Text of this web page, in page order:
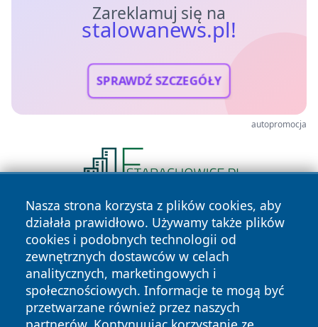
Zareklamuj się na
stalowanews.pl!
SPRAWDŹ SZCZEGÓŁY
autopromocja
Nasza strona korzysta z plików cookies, aby
działała prawidłowo. Używamy także plików
cookies i podobnych technologii od
zewnętrznych dostawców w celach
analitycznych, marketingowych i
społecznościowych. Informacje te mogą być
przetwarzane również przez naszych
Copyright © 2026 stalowanews.pl Wszystkie prawa
zastrzeżone.